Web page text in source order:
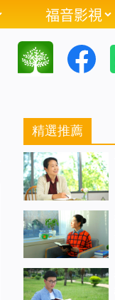
福音影視
精選推薦